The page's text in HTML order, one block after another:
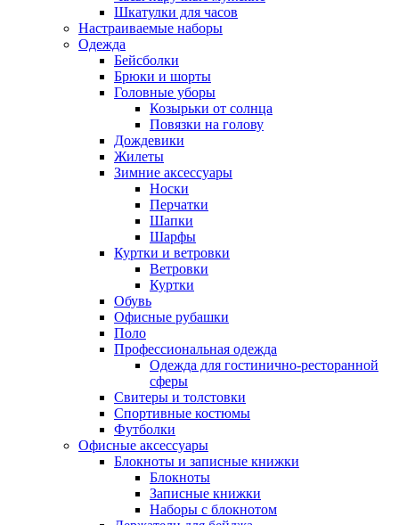
Шкатулки для часов
Настраиваемые наборы
Одежда
Бейсболки
Брюки и шорты
Головные уборы
Козырьки от солнца
Повязки на голову
Дождевики
Жилеты
Зимние аксессуары
Носки
Перчатки
Шапки
Шарфы
Куртки и ветровки
Ветровки
Куртки
Обувь
Офисные рубашки
Поло
Профессиональная одежда
Одежда для гостинично-ресторанной
сферы
Свитеры и толстовки
Спортивные костюмы
Футболки
Офисные аксессуары
Блокноты и записные книжки
Блокноты
Записные книжки
Наборы с блокнотом